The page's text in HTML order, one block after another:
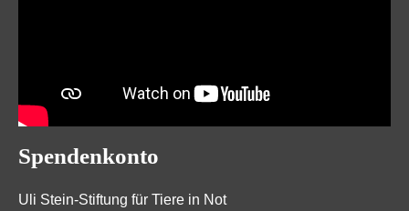
Spendenkonto
Uli Stein-Stiftung für Tiere in Not